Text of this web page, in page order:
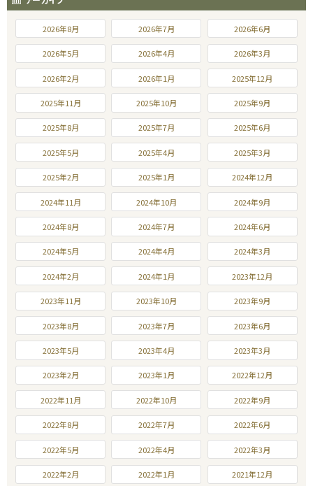
2026年8月 2026年7月 2026年6月
2026年5月 2026年4月 2026年3月
2026年2月 2026年1月 2025年12月
2025年11月 2025年10月 2025年9月
2025年8月 2025年7月 2025年6月
2025年5月 2025年4月 2025年3月
2025年2月 2025年1月 2024年12月
2024年11月 2024年10月 2024年9月
2024年8月 2024年7月 2024年6月
2024年5月 2024年4月 2024年3月
2024年2月 2024年1月 2023年12月
2023年11月 2023年10月 2023年9月
2023年8月 2023年7月 2023年6月
2023年5月 2023年4月 2023年3月
2023年2月 2023年1月 2022年12月
2022年11月 2022年10月 2022年9月
2022年8月 2022年7月 2022年6月
2022年5月 2022年4月 2022年3月
2022年2月 2022年1月 2021年12月